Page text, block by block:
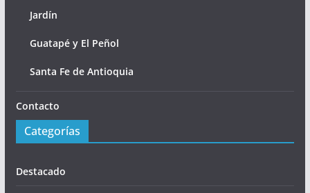
Jardín
Guatapé y El Peñol
Santa Fe de Antioquia
Contacto
Categorías
Destacado